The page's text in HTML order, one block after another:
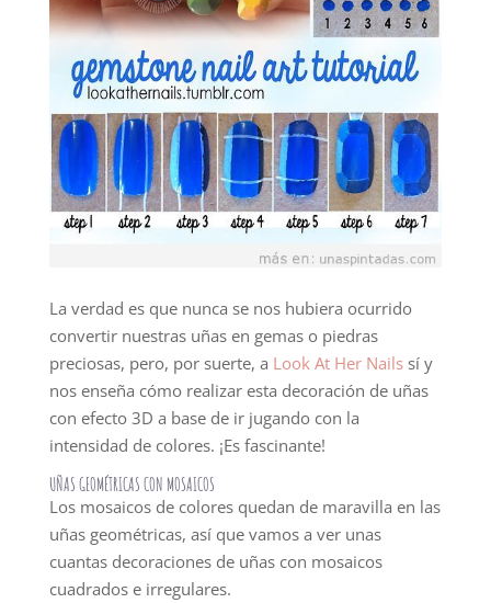
La verdad es que nunca se nos hubiera ocurrido
convertir nuestras uñas en gemas o piedras
preciosas, pero, por suerte, a Look At Her Nailssí y
nos enseña cómo realizar esta decoración de uñas
con efecto 3D a base de ir jugando con la
intensidad de colores. ¡Es fascinante!
UÑAS GEOMÉTRICAS CON MOSAICOS
Los mosaicos de colores quedan de maravilla en las
uñas geométricas, así que vamos a ver unas
cuantas decoraciones de uñas con mosaicos
cuadrados e irregulares.